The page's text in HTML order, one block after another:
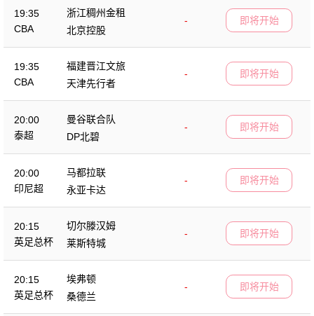
19:35
CBA
浙江稠州金租
-
北京控股
即将开始
19:35
CBA
福建晋江文旅
-
天津先行者
即将开始
20:00
泰超
曼谷联合队
-
DP北碧
即将开始
20:00
印尼超
马都拉联
-
永亚卡达
即将开始
20:15
英足总杯
切尔滕汉姆
-
莱斯特城
即将开始
20:15
英足总杯
埃弗顿
-
桑德兰
即将开始